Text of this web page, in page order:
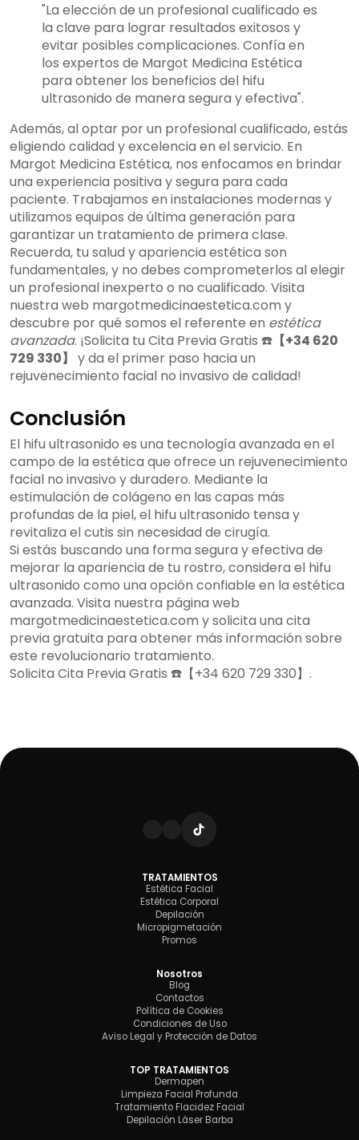
"La elección de un profesional cualificado es
la clave para lograr resultados exitosos y
evitar posibles complicaciones. Confía en
los expertos de Margot Medicina Estética
para obtener los beneficios del hifu
ultrasonido de manera segura y efectiva".
Además, al optar por un profesional cualificado, estás
eligiendo calidad y excelencia en el servicio. En
Margot Medicina Estética, nos enfocamos en brindar
una experiencia positiva y segura para cada
paciente. Trabajamos en instalaciones modernas y
utilizamos equipos de última generación para
garantizar un tratamiento de primera clase.
Recuerda, tu salud y apariencia estética son
fundamentales, y no debes comprometerlos al elegir
un profesional inexperto o no cualificado. Visita
nuestra web margotmedicinaestetica.com y
descubre por qué somos el referente en estética
avanzada. ¡Solicita tu Cita Previa Gratis ☎️ 【+34 620
729 330】
y da el primer paso hacia un
rejuvenecimiento facial no invasivo de calidad!
Conclusión
El hifu ultrasonido es una tecnología avanzada en el
campo de la estética que ofrece un rejuvenecimiento
facial no invasivo y duradero. Mediante la
estimulación de colágeno en las capas más
profundas de la piel, el hifu ultrasonido tensa y
revitaliza el cutis sin necesidad de cirugía.
Si estás buscando una forma segura y efectiva de
mejorar la apariencia de tu rostro, considera el hifu
ultrasonido como una opción confiable en la estética
avanzada. Visita nuestra página web
margotmedicinaestetica.com y solicita una cita
previa gratuita para obtener más información sobre
este revolucionario tratamiento.
Solicita Cita Previa Gratis ☎️【+34 620 729 330】.
TRATAMIENTOS
Estética Facial
Estética Corporal
Depilación
Micropigmetación
Promos
Nosotros
Blog
Contactos
Política de Cookies
Condiciones de Uso
Aviso Legal y Protección de Datos
TOP TRATAMIENTOS
Dermapen
Limpieza Facial Profunda
Tratamiento Flacidez Facial
Depilación Láser Barba